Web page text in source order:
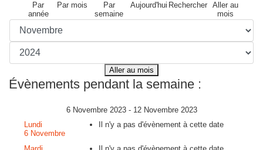
Par
année
Par mois
Par
semaine
Aujourd'hui Rechercher Aller au
mois
Aller au mois
Évènements pendant la semaine :
6 Novembre 2023 - 12 Novembre 2023
Lundi
6 Novembre
Il n'y a pas d'évènement à cette date